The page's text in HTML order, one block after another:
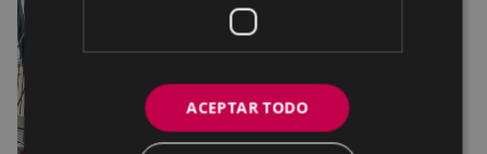
ACEPTAR TODO